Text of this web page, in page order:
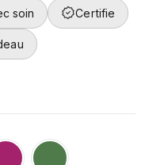
soin Certifie